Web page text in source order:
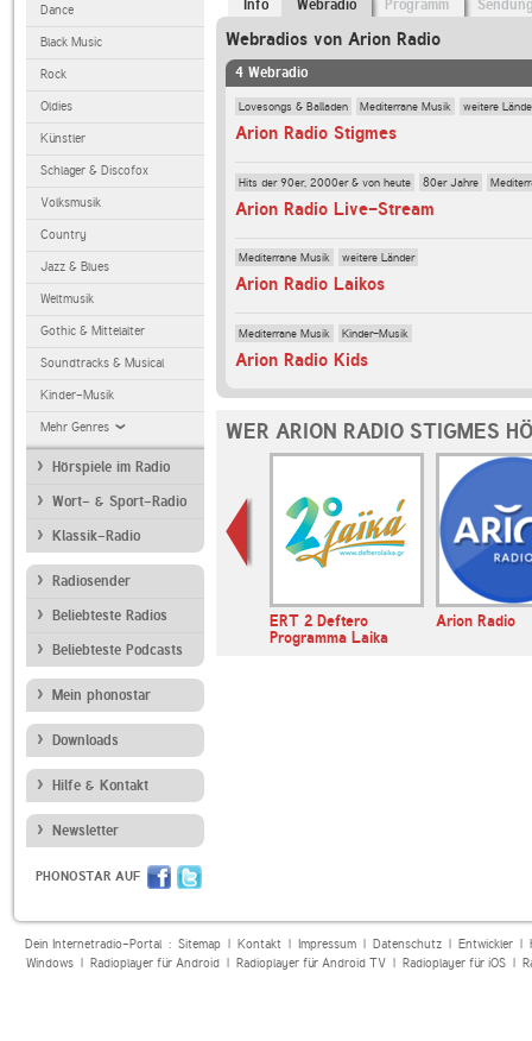
Dance
Black Music
Rock
Oldies
Künstler
Schlager & Discofox
Volksmusik
Country
Jazz & Blues
Weltmusik
Gothic & Mittelalter
Soundtracks & Musical
Kinder-Musik
Mehr Genres
Hörspiele im Radio
Wort- & Sport-Radio
Klassik-Radio
Radiosender
Beliebteste Radios
Beliebteste Podcasts
Mein phonostar
Downloads
Hilfe & Kontakt
Newsletter
PHONOSTAR AUF
Info Webradio Programm
Webradios von Arion Radio
4 Webradio
Lovesongs & Balladen Mediterrane Musik weitere
Arion Radio Stigmes
Hits der 90er, 2000er & von heute 80er Jahre
Arion Radio Live-Stream
Mediterrane Musik weitere Länder
Arion Radio Laikos
Mediterrane Musik Kinder-Musik
Arion Radio Kids
WER ARION RADIO STIGMES
ERT 2 Deftero
Programma Laika
Arion Radio
Dein Internetradio-Portal : Sitemap| Kontakt| Impressum| Datenschutz| Entwickler|
Windows| Radioplayer für Android| Radioplayer für Android TV| Radioplayer für iOS|